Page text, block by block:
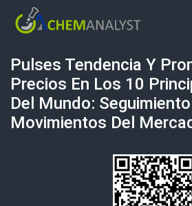
Pulses Tendencia Y
Precios En Los 10
Del Mundo:
Movimientos Del